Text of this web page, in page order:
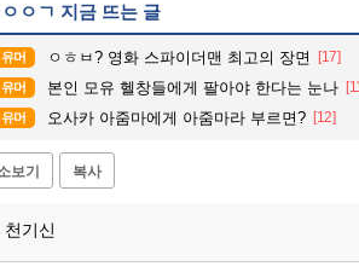
ㅇㅇㄱ 지금 뜨는 글
유머 ㅇㅎㅂ? 영화 스파이더맨 최고의 장면 [17]
유머 본인 모유 헬창들에게 팔아야 한다는 눈나
유머 오사카 아줌마에게 아줌마라 부르면? [12]
보기 복사
천기신